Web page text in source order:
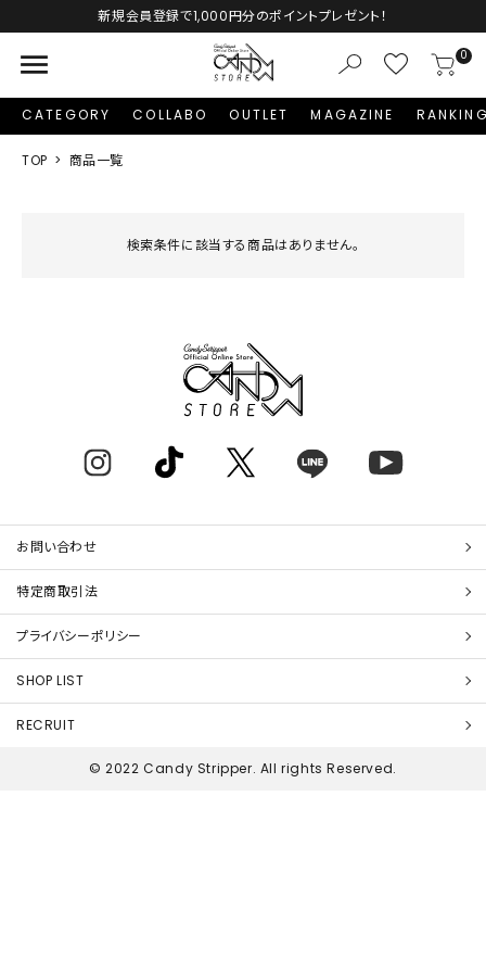
新規会員登録で1,000円分のポイントプレゼント！
menu 0
CATEGORY COLLABO OUTLET MAGAZINE
TOP 商品一覧
検索条件に該当する商品はありません。
お問い合わせ
特定商取引法
プライバシーポリシー
SHOP LIST
RECRUIT
© 2022 Candy Stripper. All rights Reserved.